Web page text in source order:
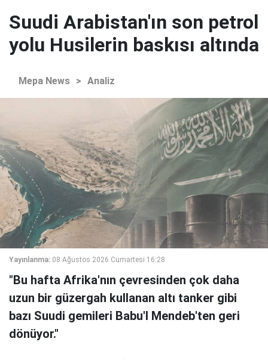
Suudi Arabistan'ın son petrol
yolu Husilerin baskısı altında
Mepa News > Analiz
Yayınlanma: 08 Ağustos 2026 Cumartesi 16:28
"Bu hafta Afrika'nın çevresinden çok daha
uzun bir güzergah kullanan altı tanker gibi
bazı Suudi gemileri Babu'l Mendeb'ten geri
dönüyor."